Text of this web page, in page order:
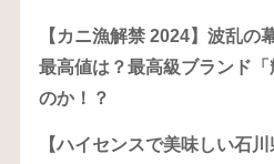
【カニ漁解禁 2024】波乱の
最高値は？最高級ブランド
のか！？
【ハイセンスで美味しい石